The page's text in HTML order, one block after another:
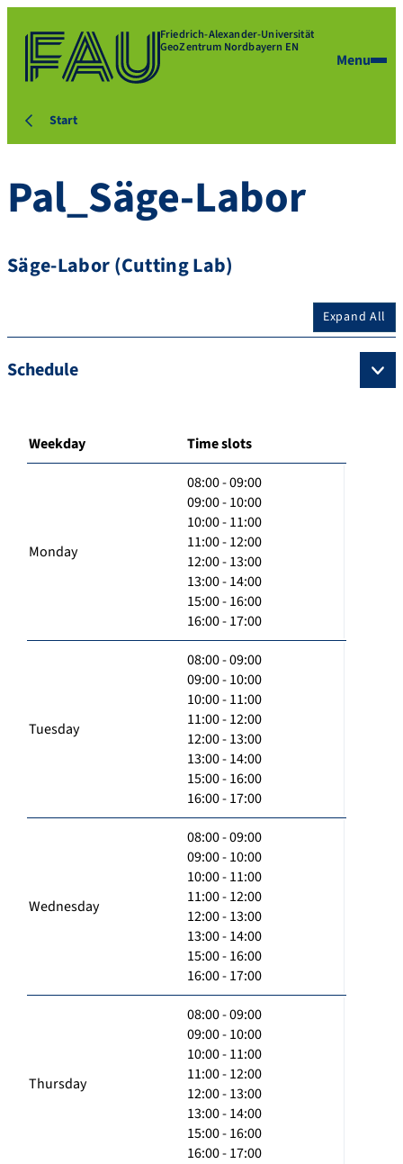
Friedrich-Alexander-Universität
GeoZentrum Nordbayern EN
Menu
Start
Pal_Säge-Labor
Säge-Labor (Cutting Lab)
Expand All
Schedule
Weekday Time slots
Monday
08:00 - 09:00
09:00 - 10:00
10:00 - 11:00
11:00 - 12:00
12:00 - 13:00
13:00 - 14:00
15:00 - 16:00
16:00 - 17:00
Tuesday
08:00 - 09:00
09:00 - 10:00
10:00 - 11:00
11:00 - 12:00
12:00 - 13:00
13:00 - 14:00
15:00 - 16:00
16:00 - 17:00
Wednesday
08:00 - 09:00
09:00 - 10:00
10:00 - 11:00
11:00 - 12:00
12:00 - 13:00
13:00 - 14:00
15:00 - 16:00
16:00 - 17:00
Thursday
08:00 - 09:00
09:00 - 10:00
10:00 - 11:00
11:00 - 12:00
12:00 - 13:00
13:00 - 14:00
15:00 - 16:00
16:00 - 17:00